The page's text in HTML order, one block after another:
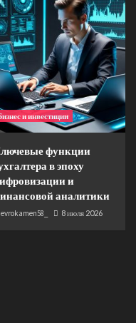
и инвестиции
функции
в эпоху
и
аналитики
evrokamen58_ 8 июля 2026